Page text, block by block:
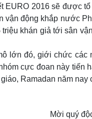
EURO 2016 sẽ được
vận động khắp nước
triệu khán giả tới sân
lớn đó, giới chức các
cực đoan này tiến
Ramadan năm nay
Mời quý